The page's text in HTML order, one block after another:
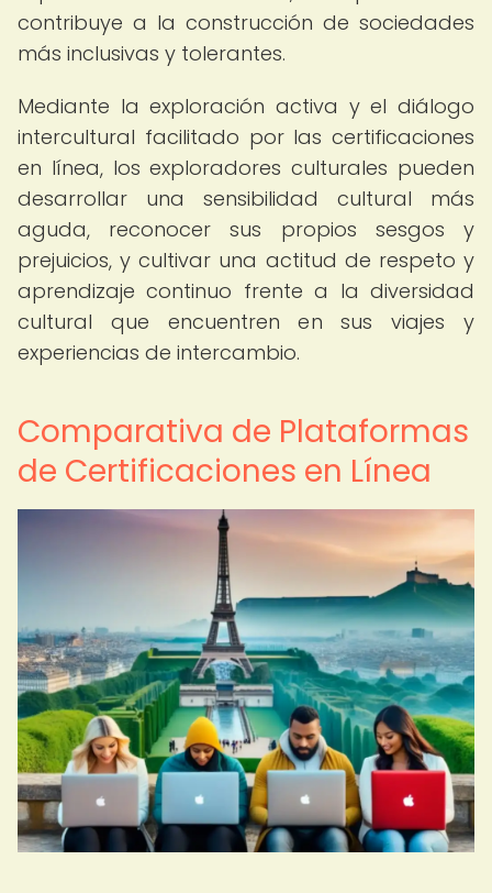
contribuye a la construcción de sociedades
más inclusivas y tolerantes.
Mediante la exploración activa y el diálogo
intercultural facilitado por las certificaciones
en línea, los exploradores culturales pueden
desarrollar una sensibilidad cultural más
aguda, reconocer sus propios sesgos y
prejuicios, y cultivar una actitud de respeto y
aprendizaje continuo frente a la diversidad
cultural que encuentren en sus viajes y
experiencias de intercambio.
Comparativa de Plataformas
de Certificaciones en Línea